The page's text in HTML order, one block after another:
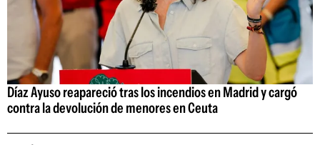
Díaz Ayuso reapareció tras los incendios en Madrid y cargó
contra la devolución de menores en Ceuta